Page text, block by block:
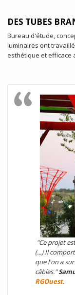
DES TUBES
Bureau d'étude,
luminaires ont
esthétique et efficace
"Ce projet
(...) Il
que l'on a
câbles."
RGOuest.